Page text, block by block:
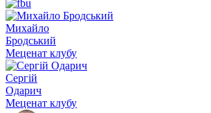
Михайло
Бродський
Меценат клубу
Сергій
Одарич
Меценат клубу